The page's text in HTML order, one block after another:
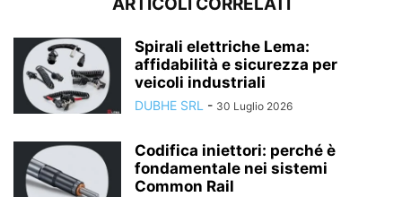
ARTICOLI CORRELATI
Spirali elettriche Lema:
affidabilità e sicurezza per
veicoli industriali
DUBHE SRL - 30 Luglio 2026
Codifica iniettori: perché è
fondamentale nei sistemi
Common Rail